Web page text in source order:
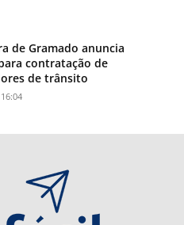
de Gramado anuncia
contratação de
de trânsito